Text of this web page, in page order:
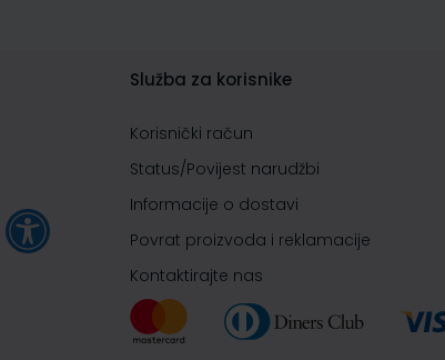
Služba za korisnike
Korisnički račun
Status/Povijest narudžbi
Informacije o dostavi
Povrat proizvoda i reklamacije
Kontaktirajte nas